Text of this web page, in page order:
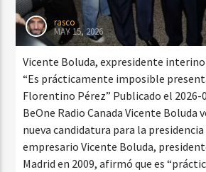
rasco
MAY 15, 2026
Vicente Boluda, expresidente interino
“Es prácticamente imposible
Florentino Pérez” Publicado el 2026-
BeOne Radio Canada Vicente Boluda
nueva candidatura para la
empresario Vicente Boluda,
Madrid en 2009, afirmó que es